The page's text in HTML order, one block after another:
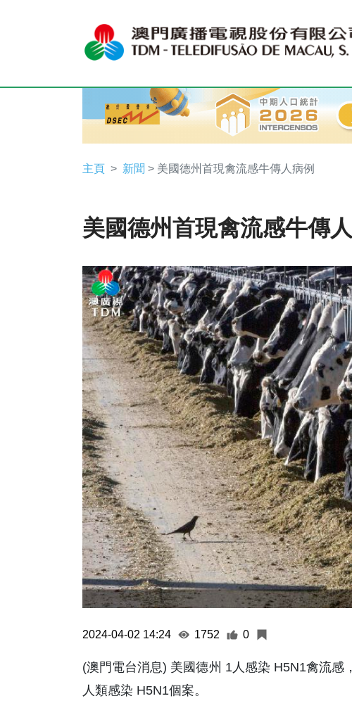
主頁 新聞 > 美國德州首現禽流感牛傳人病例
美國德州首現禽流感牛傳
2024-04-02 14:24 1752 0
(澳門電台消息) 美國德州 1人感染 H5N1禽流
人類感染 H5N1個案。